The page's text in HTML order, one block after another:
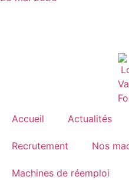
Accueil Actualités
Recrutement Nos
Machines de réemploi